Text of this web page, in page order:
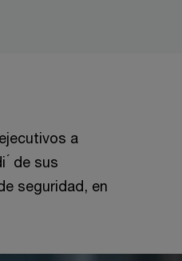
a
de sus
seguridad, en